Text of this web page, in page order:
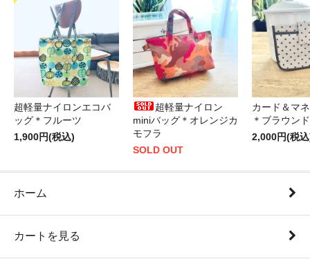
超軽量ナイロンエコバ
ッグ＊フルーツ
1,900円(税込)
超軽量ナイロン
miniバッグ＊オレンジカ
モフラ
SOLD OUT
カード＆マ
＊ブラウン
2,000円(税
ホーム
カートを見る